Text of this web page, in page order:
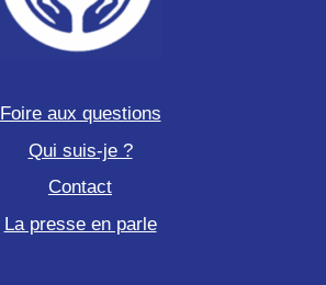
Foire aux questions
Qui suis-je ?
Contact
La presse en parle